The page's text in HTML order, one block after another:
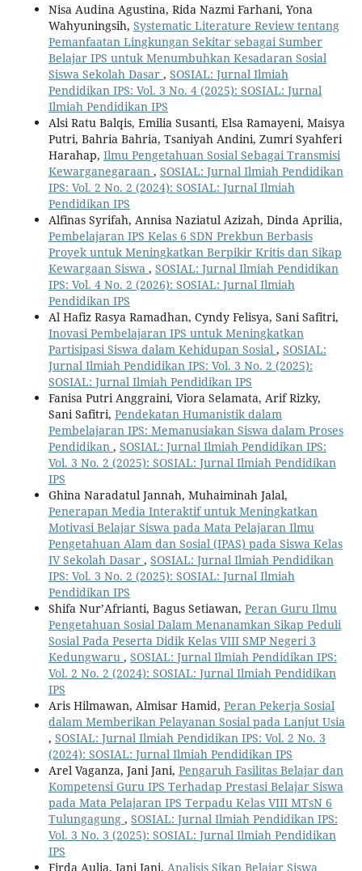
Nisa Audina Agustina, Rida Nazmi Farhani, Yona
Wahyuningsih, Systematic Literature Review tentang
Pemanfaatan Lingkungan Sekitar sebagai Sumber
Belajar IPS untuk Menumbuhkan Kesadaran Sosial
Siswa Sekolah Dasar , SOSIAL: Jurnal Ilmiah
Pendidikan IPS: Vol. 3 No. 4 (2025): SOSIAL: Jurnal
Ilmiah Pendidikan IPS
Alsi Ratu Balqis, Emilia Susanti, Elsa Ramayeni, Maisya
Putri, Bahria Bahria, Tsaniyah Andini, Zumri Syahferi
Harahap, Ilmu Pengetahuan Sosial Sebagai Transmisi
Kewarganegaraan , SOSIAL: Jurnal Ilmiah Pendidikan
IPS: Vol. 2 No. 2 (2024): SOSIAL: Jurnal Ilmiah
Pendidikan IPS
Alfinas Syrifah, Annisa Naziatul Azizah, Dinda Aprilia,
Pembelajaran IPS Kelas 6 SDN Prekbun Berbasis
Proyek untuk Meningkatkan Berpikir Kritis dan Sikap
Kewargaan Siswa , SOSIAL: Jurnal Ilmiah Pendidikan
IPS: Vol. 4 No. 2 (2026): SOSIAL: Jurnal Ilmiah
Pendidikan IPS
Al Hafiz Rasya Ramadhan, Cyndy Felisya, Sani Safitri,
Inovasi Pembelajaran IPS untuk Meningkatkan
Partisipasi Siswa dalam Kehidupan Sosial , SOSIAL:
Jurnal Ilmiah Pendidikan IPS: Vol. 3 No. 2 (2025):
SOSIAL: Jurnal Ilmiah Pendidikan IPS
Fanisa Putri Anggraini, Viora Selamata, Arif Rizky,
Sani Safitri, Pendekatan Humanistik dalam
Pembelajaran IPS: Memanusiakan Siswa dalam Proses
Pendidikan , SOSIAL: Jurnal Ilmiah Pendidikan IPS:
Vol. 3 No. 2 (2025): SOSIAL: Jurnal Ilmiah Pendidikan
IPS
Ghina Naradatul Jannah, Muhaiminah Jalal,
Penerapan Media Interaktif untuk Meningkatkan
Motivasi Belajar Siswa pada Mata Pelajaran Ilmu
Pengetahuan Alam dan Sosial (IPAS) pada Siswa Kelas
IV Sekolah Dasar , SOSIAL: Jurnal Ilmiah Pendidikan
IPS: Vol. 3 No. 2 (2025): SOSIAL: Jurnal Ilmiah
Pendidikan IPS
Shifa Nur’Afrianti, Bagus Setiawan, Peran Guru Ilmu
Pengetahuan Sosial Dalam Menanamkan Sikap Peduli
Sosial Pada Peserta Didik Kelas VIII SMP Negeri 3
Kedungwaru , SOSIAL: Jurnal Ilmiah Pendidikan IPS:
Vol. 2 No. 2 (2024): SOSIAL: Jurnal Ilmiah Pendidikan
IPS
Aris Hilmawan, Almisar Hamid, Peran Pekerja Sosial
dalam Memberikan Pelayanan Sosial pada Lanjut Usia
, SOSIAL: Jurnal Ilmiah Pendidikan IPS: Vol. 2 No. 3
(2024): SOSIAL: Jurnal Ilmiah Pendidikan IPS
Arel Vaganza, Jani Jani, Pengaruh Fasilitas Belajar dan
Kompetensi Guru IPS Terhadap Prestasi Belajar Siswa
pada Mata Pelajaran IPS Terpadu Kelas VIII MTsN 6
Tulungagung , SOSIAL: Jurnal Ilmiah Pendidikan IPS:
Vol. 3 No. 3 (2025): SOSIAL: Jurnal Ilmiah Pendidikan
IPS
Firda Aulia, Jani Jani, Analisis Sikap Belajar Siswa